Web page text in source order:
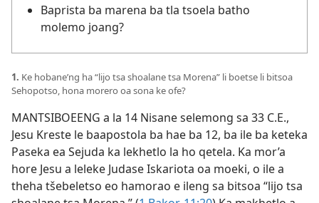
Baprista ba marena ba tla tsoela batho
molemo joang?
1. Ke hobane’ng ha “lijo tsa shoalane tsa Morena” li boetse li bitsoa
Sehopotso, hona morero oa sona ke ofe?
MANTSIBOEENG a la 14 Nisane selemong sa 33 C.E.,
Jesu Kreste le baapostola ba hae ba 12, ba ile ba keteka
Paseka ea Sejuda ka lekhetlo la ho qetela. Ka mor’a
hore Jesu a leleke Judase Iskariota oa moeki, o ile a
theha tšebeletso eo hamorao e ileng sa bitsoa “lijo tsa